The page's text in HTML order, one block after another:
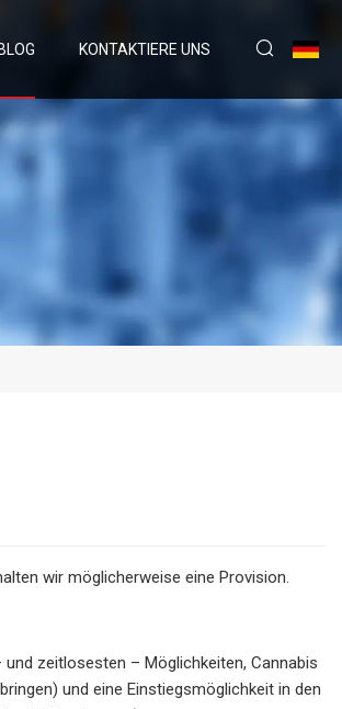
KONTAKTIERE UNS
wir möglicherweise eine Provision.
zeitlosesten – Möglichkeiten, Cannabis
und eine Einstiegsmöglichkeit in den